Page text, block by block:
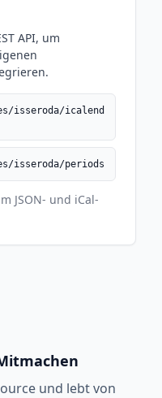
API, um
isseroda/icalend
isseroda/periods
JSON- und iCal-
und lebt von